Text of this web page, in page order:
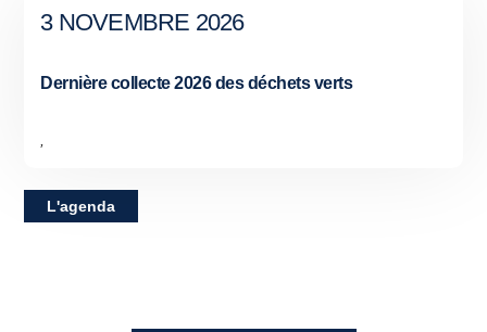
3 NOVEMBRE 2026
Dernière collecte 2026 des déchets verts
L'agenda